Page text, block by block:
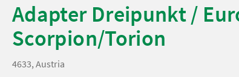
Adapter Dreipunkt /
Scorpion/Torion
4633, Austria